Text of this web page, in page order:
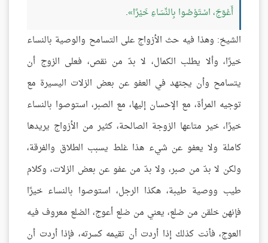
أَعْوَجَ، اسْتَوْصُوا بِالنِّسَاءِ خَيْرًا .
الشيخ: وهذا فيه حث الأزواج على التسامح والوصية بالنساء
خيرًا، وألا يطلب الكمال، لا بدّ من نقص، فعلى الزوج أن
يتسامح وأن يجتهد في العفو عن بعض الزلات اليسيرة مع
توجيه المرأة، مع الإحسان إليها، مع الصبر، استوصوا بالنساء
خيرًا، خير متاعها الزوجة الصالحة، كثير من الأزواج يريدها
كاملة ولا يعفو عن شيء هذا غلط يسبب الطلاق والفرقة،
ولكن لا بدّ من صبر، ولا بدّ من عفو عن بعض الزلات، وكلام
طيب ووصية طيبة، هكذا الرجل، استوصوا بالنساء خيرًا
فإنهن خلقن من ضلع، يعني من ضلع أعوج، الضلع معروف فيه
العوج، فأنت كذلك إذا أردت أن تقيمه كسرته، فإذا أردت أن